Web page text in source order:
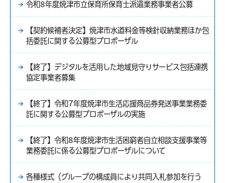
令和8年度焼津市立保育所保育士派遣業務事業者公募
【契約候補者決定】焼津市水道料金等検針収納業務ほか包
括委託に関する公募型プロポーザル
【終了】デジタルを活用した地域見守りサービス包括連携
協定事業者募集
【終了】令和7年度焼津市生活応援商品券発送事業業務委
託に関する公募型プロポーザルの実施
【終了】令和8年度焼津市生活困窮者自立相談支援事業等
業務委託に係る公募型プロポーザルについて
各種様式（グループの構成員により共同入札参加を行う